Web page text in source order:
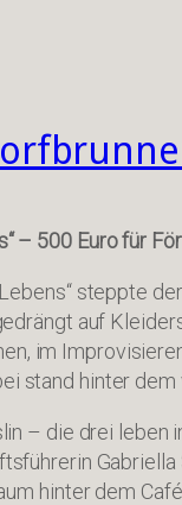
– 500 Euro für
steppte
auf
im
stand hinter
– die drei
hinter dem